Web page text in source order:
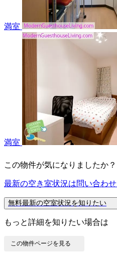
満室
満室
この物件が気になりましたか？
最新の空き室状況は問い合わせ
無料最新の空室状況を知りたい
もっと詳細を知りたい場合は
この物件ページを見る